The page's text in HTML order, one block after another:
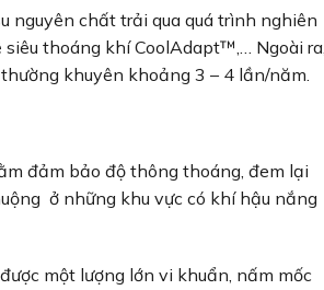
nguyên chất trải qua quá trình nghiên
thoáng khí CoolAdapt™,… Ngoài ra,
khuyên khoảng 3 – 4 lần/năm.
đảm bảo độ thông thoáng, đem lại
ở những khu vực có khí hậu nắng
một lượng lớn vi khuẩn, nấm mốc